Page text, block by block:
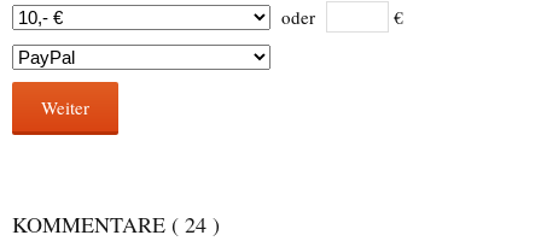
oder €
Weiter
KOMMENTARE ( 24 )